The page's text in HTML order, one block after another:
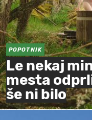
POPOTNIK
Le nekaj
mesta
še ni bilo